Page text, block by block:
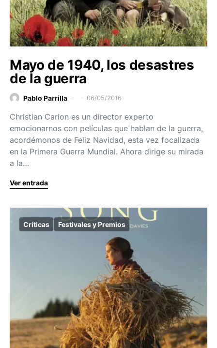
Mayo de 1940, los desastres
de la guerra
Pablo Parrilla 06/05/2016
Christian Carion es un director experto
emocionarnos con películas que hablan de la guerra,
acordémonos de Feliz Navidad, esta vez focalizada
en la Primera Guerra Mundial. Ahora dirige su mirada
a la…
Ver entrada
Críticas Festivales y Premios